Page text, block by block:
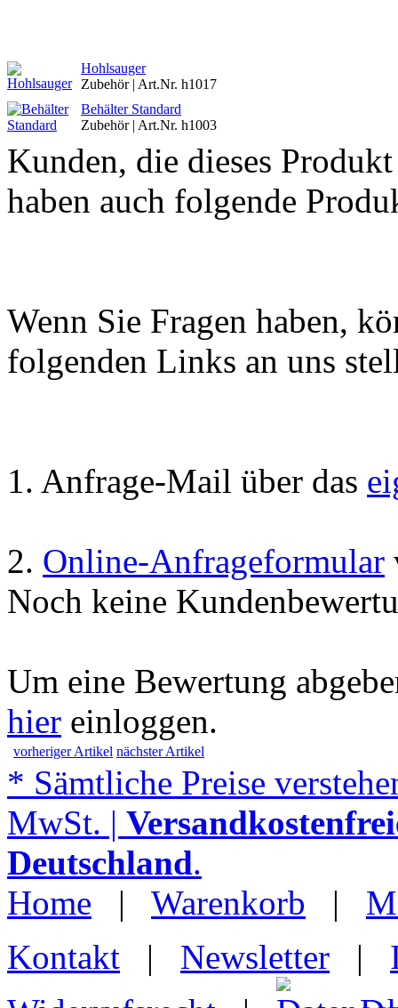
Hohlsauger
Zubehör | Art.Nr. h1017
Behälter Standard
Zubehör | Art.Nr. h1003
Kunden, die dieses
haben auch folgende
Wenn Sie Fragen haben,
folgenden Links an uns
1. Anfrage-Mail über das
2. Online-Anfrageformular
Noch keine
Um eine Bewertung
hier einloggen.
vorheriger Artikel nächster Artikel
* Sämtliche Preise
MwSt. |
Deutschland.
Home | Warenkorb |
Kontakt | Newsletter |